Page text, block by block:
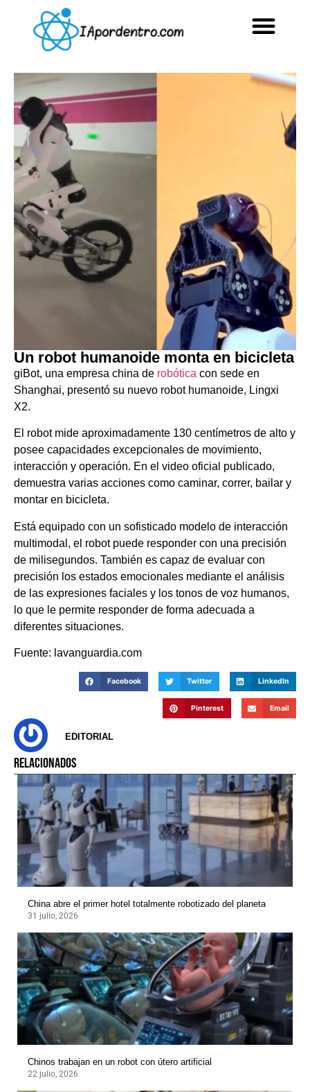
Un robot humanoide monta en bicicleta
giBot, una empresa china de robótica con sede en
Shanghai, presentó su nuevo robot humanoide, Lingxi
X2.
El robot mide aproximadamente 130 centímetros de alto y
posee capacidades excepcionales de movimiento,
interacción y operación. En el video oficial publicado,
demuestra varias acciones como caminar, correr, bailar y
montar en bicicleta.
Está equipado con un sofisticado modelo de interacción
multimodal, el robot puede responder con una precisión
de milisegundos. También es capaz de evaluar con
precisión los estados emocionales mediante el análisis
de las expresiones faciales y los tonos de voz humanos,
lo que le permite responder de forma adecuada a
diferentes situaciones.
Fuente: lavanguardia.com
Facebook Twitter LinkedIn
Pinterest Email
EDITORIAL
RELACIONADOS
China abre el primer hotel totalmente robotizado del planeta
31 julio, 2026
Chinos trabajan en un robot con útero artificial
22 julio, 2026